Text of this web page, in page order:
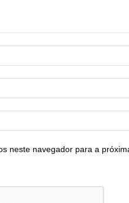
neste navegador para a